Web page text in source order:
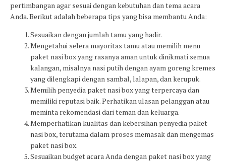
pertimbangan agar sesuai dengan kebutuhan dan tema acara
Anda. Berikut adalah beberapa tips yang bisa membantu Anda:
Sesuaikan dengan jumlah tamu yang hadir.
Mengetahui selera mayoritas tamu atau memilih menu
paket nasi box yang rasanya aman untuk dinikmati semua
kalangan, misalnya nasi putih dengan ayam goreng kremes
yang dilengkapi dengan sambal, lalapan, dan kerupuk.
Memilih penyedia paket nasi box yang terpercaya dan
memiliki reputasi baik. Perhatikan ulasan pelanggan atau
meminta rekomendasi dari teman dan keluarga.
Memperhatikan kualitas dan kebersihan penyedia paket
nasi box, terutama dalam proses memasak dan mengemas
paket nasi box.
Sesuaikan budget acara Anda dengan paket nasi box yang